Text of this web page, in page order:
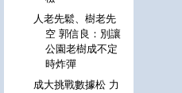
人老先鬆、樹老先
空 郭信良：別讓
公園老樹成不定
時炸彈
成大挑戰數據松 力